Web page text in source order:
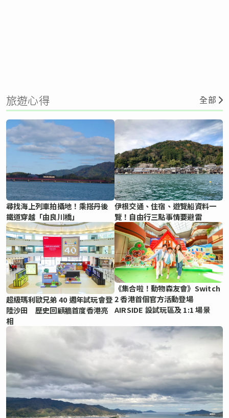
旅遊心得 全部
尋找海上列車拍攝地！乘搭丹後
鐵道穿越「由良川橋」
伊根交通、住宿、遊覽船資料一
覽！自由行三點事情要避雷
超級瑪利歐兄弟 40 週年試玩會登
陸沙田 歷史回顧牆首度香港亮
相
《集合啦！動物森友會》Switch
2 香港首個官方活動登場
AIRSIDE 設試玩區及 1:1 場景